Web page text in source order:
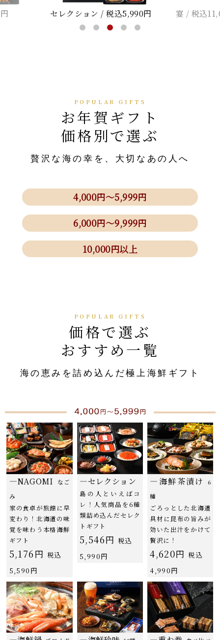
セレクション / 税込5,990円 宴 / 税込
お年賀ギフト
価格別で選ぶ
贅沢な海の幸を、大切なあの人へ
4,000円～5,999円
6,000円～9,999円
10,000円以上
価格で選ぶ
おすすめ一覧
海の恵みを詰め込んだ極上海鮮ギフト
―NAGOMI
なご
み
家の食卓が旅館に早
変わり！北海道の味
覚を味わう本格海鮮
ギフト
5,176円 税込
5,590円
―セレクション
島の人といえばコ
レ！人気商品を6種
類詰め込んだセレク
トギフト
5,546円 税込
5,990円
―海鮮茶漬け
6
種
ごろっとした北海道
具材に昆布の旨みが
効いた出汁をかけて
贅沢に！
4,620円 税込
4,990円